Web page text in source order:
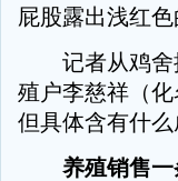
屁股露出浅红色
记者从鸡舍
殖户李慈祥（
但具体含有什么
养殖销售